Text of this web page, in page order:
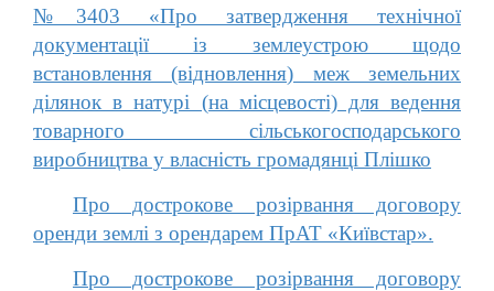
№3403 «Про затвердження технічної
документації із землеустрою щодо
встановлення (відновлення) меж земельних
ділянок в натурі (на місцевості) для ведення
товарного сільськогосподарського
виробництва у власність громадянці Плішко
Про дострокове розірвання договору
оренди землі з орендарем ПрАТ «Київстар».
Про дострокове розірвання договору